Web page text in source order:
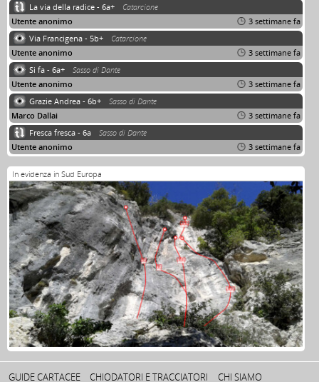
La via della radice - 6a+
Catarcione
Utente anonimo
3 settimane fa
Via Francigena - 5b+
Catarcione
Utente anonimo
3 settimane fa
Si fa - 6a+
Sasso di Dante
Utente anonimo
3 settimane fa
Grazie Andrea - 6b+
Sasso di Dante
Marco Dallai
3 settimane fa
Fresca fresca - 6a
Sasso di Dante
Utente anonimo
3 settimane fa
In evidenza in Sud Europa
GUIDE CARTACEE CHIODATORI E TRACCIATORI CHI SIAMO